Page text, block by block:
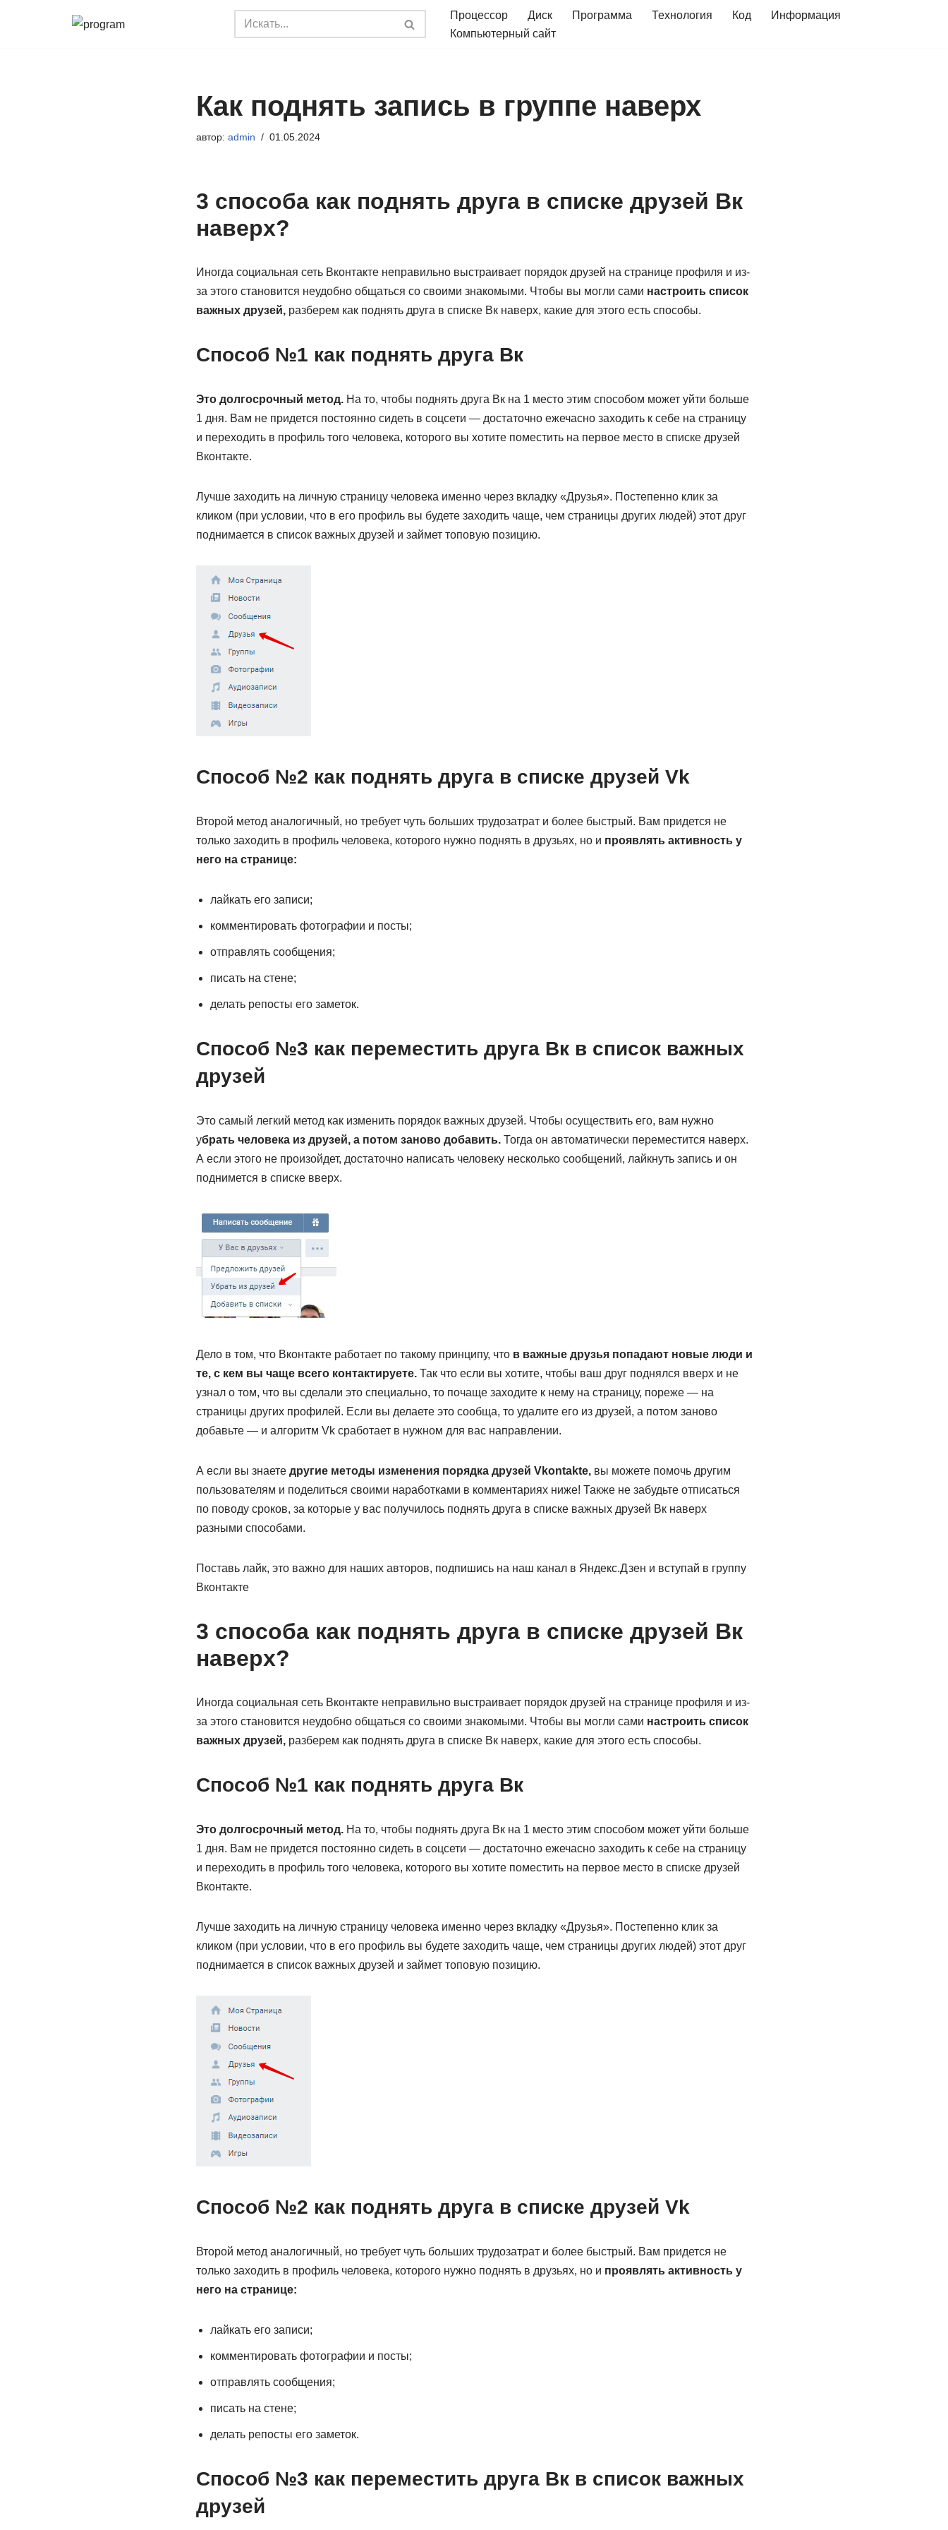
Процессор Диск Программа Технология Код
Информация
Компьютерный сайт
Как поднять запись в группе наверх
автор: admin 01.05.2024
3 способа как поднять друга в списке друзей Вк
наверх?
Иногда социальная сеть Вконтакте неправильно выстраивает порядок друзей на странице профиля и из-
за этого становится неудобно общаться со своими знакомыми. Чтобы вы могли сами настроить список
важных друзей,разберем как поднять друга в списке Вк наверх, какие для этого есть способы.
Способ №1 как поднять друга Вк
Это долгосрочный метод.На то, чтобы поднять друга Вк на 1 место этим способом может уйти больше
1 дня. Вам не придется постоянно сидеть в соцсети — достаточно ежечасно заходить к себе на страницу
и переходить в профиль того человека, которого вы хотите поместить на первое место в списке друзей
Вконтакте.
Лучше заходить на личную страницу человека именно через вкладку «Друзья». Постепенно клик за
кликом (при условии, что в его профиль вы будете заходить чаще, чем страницы других людей) этот друг
поднимается в список важных друзей и займет топовую позицию.
Способ №2 как поднять друга в списке друзей Vk
Второй метод аналогичный, но требует чуть больших трудозатрат и более быстрый. Вам придется не
только заходить в профиль человека, которого нужно поднять в друзьях, но и проявлять активность у
него на странице:
лайкать его записи;
комментировать фотографии и посты;
отправлять сообщения;
писать на стене;
делать репосты его заметок.
Способ №3 как переместить друга Вк в список важных
друзей
Это самый легкий метод как изменить порядок важных друзей. Чтобы осуществить его, вам нужно
убрать человека из друзей, а потом заново добавить.Тогда он автоматически переместится наверх.
А если этого не произойдет, достаточно написать человеку несколько сообщений, лайкнуть запись и он
поднимется в списке вверх.
Дело в том, что Вконтакте работает по такому принципу, что в важные друзья попадают новые люди и
те, с кем вы чаще всего контактируете.Так что если вы хотите, чтобы ваш друг поднялся вверх и не
узнал о том, что вы сделали это специально, то почаще заходите к нему на страницу, пореже — на
страницы других профилей. Если вы делаете это сообща, то удалите его из друзей, а потом заново
добавьте — и алгоритм Vk сработает в нужном для вас направлении.
А если вы знаете другие методы изменения порядка друзей Vkontakte,вы можете помочь другим
пользователям и поделиться своими наработками в комментариях ниже! Также не забудьте отписаться
по поводу сроков, за которые у вас получилось поднять друга в списке важных друзей Вк наверх
разными способами.
Поставь лайк, это важно для наших авторов, подпишись на наш канал в Яндекс.Дзен и вступай в группу
Вконтакте
3 способа как поднять друга в списке друзей Вк
наверх?
Иногда социальная сеть Вконтакте неправильно выстраивает порядок друзей на странице профиля и из-
за этого становится неудобно общаться со своими знакомыми. Чтобы вы могли сами настроить список
важных друзей,разберем как поднять друга в списке Вк наверх, какие для этого есть способы.
Способ №1 как поднять друга Вк
Это долгосрочный метод.На то, чтобы поднять друга Вк на 1 место этим способом может уйти больше
1 дня. Вам не придется постоянно сидеть в соцсети — достаточно ежечасно заходить к себе на страницу
и переходить в профиль того человека, которого вы хотите поместить на первое место в списке друзей
Вконтакте.
Лучше заходить на личную страницу человека именно через вкладку «Друзья». Постепенно клик за
кликом (при условии, что в его профиль вы будете заходить чаще, чем страницы других людей) этот друг
поднимается в список важных друзей и займет топовую позицию.
Способ №2 как поднять друга в списке друзей Vk
Второй метод аналогичный, но требует чуть больших трудозатрат и более быстрый. Вам придется не
только заходить в профиль человека, которого нужно поднять в друзьях, но и проявлять активность у
него на странице:
лайкать его записи;
комментировать фотографии и посты;
отправлять сообщения;
писать на стене;
делать репосты его заметок.
Способ №3 как переместить друга Вк в список важных
друзей